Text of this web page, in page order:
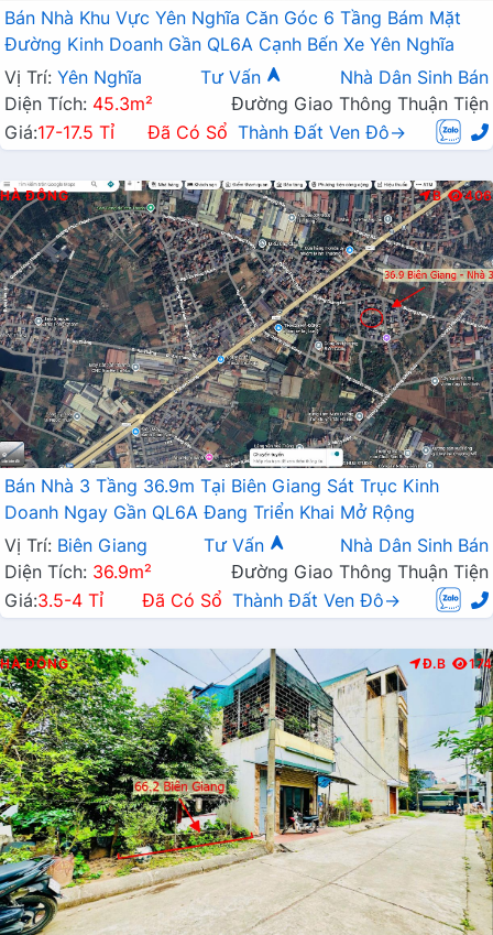
Bán Nhà Khu Vực Yên Nghĩa Căn Góc 6 Tầng Bám Mặt
Đường Kinh Doanh Gần QL6A Cạnh Bến Xe Yên Nghĩa
Vị Trí: Yên Nghĩa Tư Vấn
Nhà Dân Sinh Bán
Diện Tích: 45.3m²
Đường Giao Thông Thuận Tiện
Giá:17-17.5 Tỉ Đã Có Sổ Thành Đất Ven Đô→
HÀ ĐÔNG B 406
Bán Nhà 3 Tầng 36.9m Tại Biên Giang Sát Trục Kinh
Doanh Ngay Gần QL6A Đang Triển Khai Mở Rộng
Vị Trí: Biên Giang Tư Vấn
Nhà Dân Sinh Bán
Diện Tích: 36.9m²
Đường Giao Thông Thuận Tiện
Giá:3.5-4 Tỉ Đã Có Sổ Thành Đất Ven Đô→
HÀ ĐÔNG Đ.B 174